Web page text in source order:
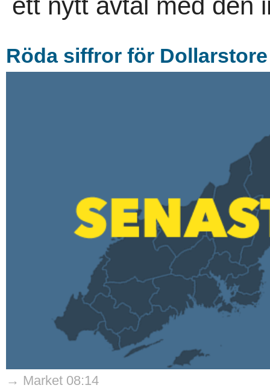
ett nytt avtal med den
Röda siffror för Dollarstore
→ Market 08:14